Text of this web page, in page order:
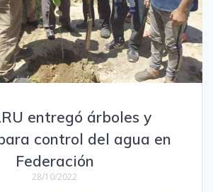
entregó árboles y
control del agua en
Federación
28/10/2022